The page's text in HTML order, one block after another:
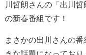
川哲朗さんの 「 出川哲
の新春番組です！
まさかの出川さんの